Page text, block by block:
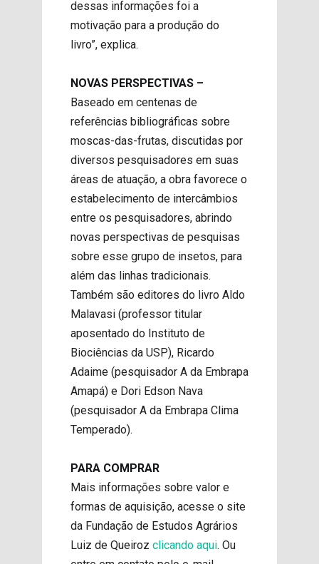
dessas informações foi a
motivação para a produção do
livro”, explica.
NOVAS PERSPECTIVAS –
Baseado em centenas de
referências bibliográficas sobre
moscas-das-frutas, discutidas por
diversos pesquisadores em suas
áreas de atuação, a obra favorece o
estabelecimento de intercâmbios
entre os pesquisadores, abrindo
novas perspectivas de pesquisas
sobre esse grupo de insetos, para
além das linhas tradicionais.
Também são editores do livro Aldo
Malavasi (professor titular
aposentado do Instituto de
Biociências da USP), Ricardo
Adaime (pesquisador A da Embrapa
Amapá) e Dori Edson Nava
(pesquisador A da Embrapa Clima
Temperado).
PARA COMPRAR
Mais informações sobre valor e
formas de aquisição, acesse o site
da Fundação de Estudos Agrários
Luiz de Queiroz clicando aqui. Ou